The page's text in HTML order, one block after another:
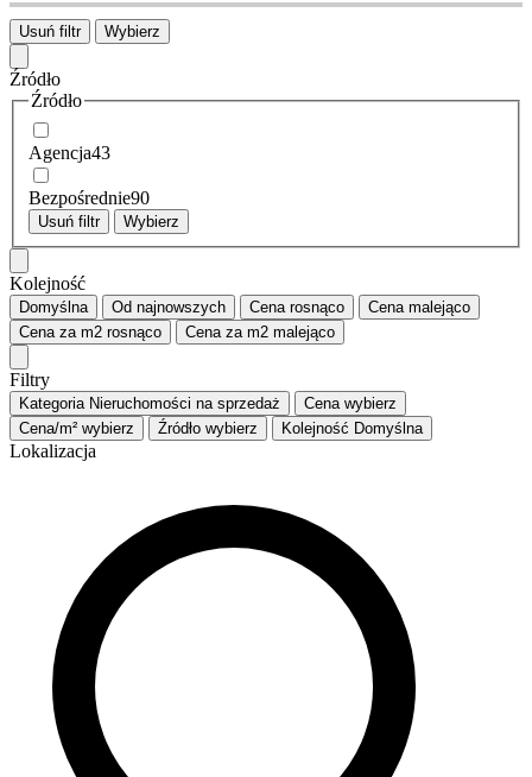
Usuń filtr Wybierz
Źródło
Źródło
Agencja43
Bezpośrednie90
Usuń filtr Wybierz
Kolejność
Domyślna Od najnowszych Cena rosnąco Cena malejąco
Cena za m2 rosnąco Cena za m2 malejąco
Filtry
Kategoria Nieruchomości na sprzedaż Cena wybierz
Cena/m² wybierz Źródło wybierz Kolejność Domyślna
Lokalizacja